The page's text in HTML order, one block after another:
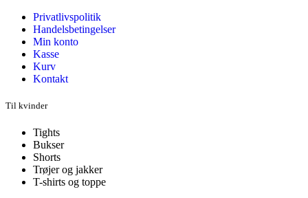
Privatlivspolitik
Handelsbetingelser
Min konto
Kasse
Kurv
Kontakt
Til kvinder
Tights
Bukser
Shorts
Trøjer og jakker
T-shirts og toppe